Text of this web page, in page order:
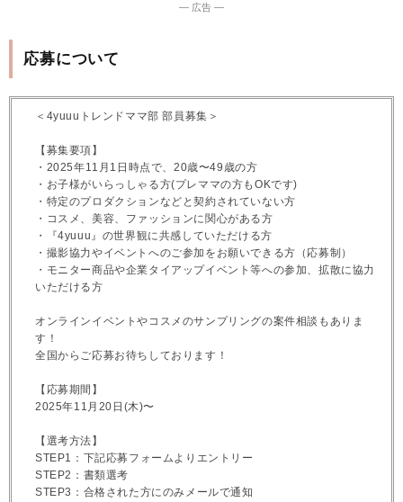
― 広告 ―
応募について
＜4yuuuトレンドママ部 部員募集＞
【募集要項】
・2025年11月1日時点で、20歳〜49歳の方
・お子様がいらっしゃる方(プレママの方もOKです)
・特定のプロダクションなどと契約されていない方
・コスメ、美容、ファッションに関心がある方
・『4yuuu』の世界観に共感していただける方
・撮影協力やイベントへのご参加をお願いできる方（応募制）
・モニター商品や企業タイアップイベント等への参加、拡散に協力
いただける方
オンラインイベントやコスメのサンプリングの案件相談もありま
す！
全国からご応募お待ちしております！
【応募期間】
2025年11月20日(木)〜
【選考方法】
STEP1：下記応募フォームよりエントリー
STEP2：書類選考
STEP3：合格された方にのみメールで通知